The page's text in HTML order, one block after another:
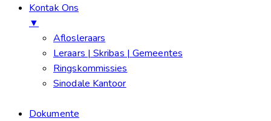
Kontak Ons
▼
Aflosleraars
Leraars | Skribas | Gemeentes
Ringskommissies
Sinodale Kantoor
Dokumente